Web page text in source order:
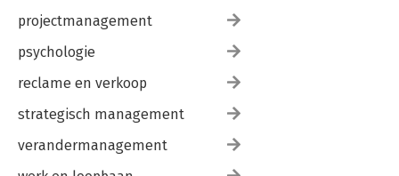
projectmanagement
psychologie
reclame en verkoop
strategisch management
verandermanagement